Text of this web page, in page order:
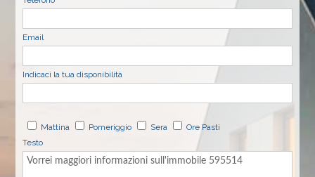
Email
Indicaci la tua disponibilità
Mattina Pomeriggio Sera
Ore Pasti
Testo